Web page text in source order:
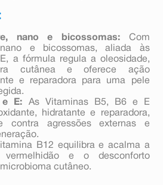
nano e bicossomas:Com
e bicossomas, aliada às
a fórmula regula a oleosidade,
cutânea e oferece ação
e reparadora para uma pele
e E: As Vitaminas B5, B6 e E
hidratante e reparadora,
contra agressões externas e
B12 equilibra e acalma a
e o desconforto
cutâneo.